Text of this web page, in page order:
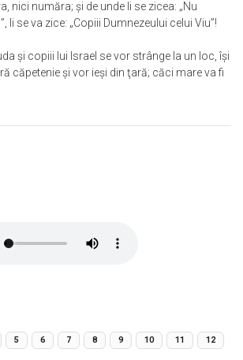
nici număra; şi de unde li se zicea: „Nu
li se va zice: „Copiii Dumnezeului celui Viu”!
şi copiii lui Israel se vor strânge la un loc, îşi
căpetenie şi vor ieşi din ţară; căci mare va fi
5 6 7 8 9 10 11 12